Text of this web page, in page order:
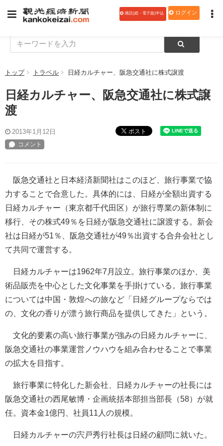
購読(紙・電子版)申込 ログイン
トップ トラベル 日経カルチャー、阪急交通社に株式譲渡
日経カルチャー、阪急交通社に株式譲
渡
2013年1月12日 ポスト
阪急交通社と日本経済新聞社はこのほど、旅行事業で協
力することで合意した。具体的には、日経が全額出資する
日経カルチャー（東京都千代田区）が旅行専業の新体制に
移行、その株式49％を日経が阪急交通社に譲渡する。新会
社は日経が51％、阪急交通社が49％出資する合弁会社とし
て共同で運営する。
日経カルチャーは1962年7月設立。旅行事業のほか、美
術品販売を中心とした文化事業を手掛けている。旅行事業
については中国・敦煌への旅など「日経グループならでは
の、文化の香りが漂う旅行商品を提供してきた」という。
文化的要素の高い旅行事業が強みの日経カルチャーに、
阪急交通社の事業運営ノウハウを組み合わせることで事業
の拡大を目指す。
旅行事業に特化した新会社、日経カルチャーの社長には
阪急交通社の西尾敏博・企画統括本部担当部長（58）が就
任。資本金1億円、社員11人の規模。
日経カルチャーの宍戸秀行社長は日経の顧問に就いた。